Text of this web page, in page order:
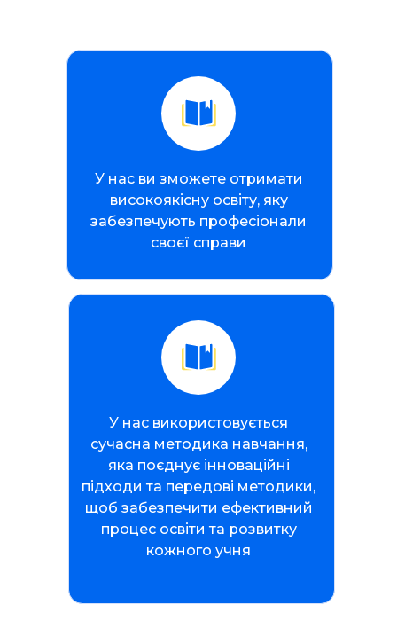
У нас ви зможете отримати
високоякісну освіту, яку
забезпечують професіонали
своєї справи
У нас використовується
сучасна методика навчання,
яка поєднує інноваційні
підходи та передові методики,
щоб забезпечити ефективний
процес освіти та розвитку
кожного учня